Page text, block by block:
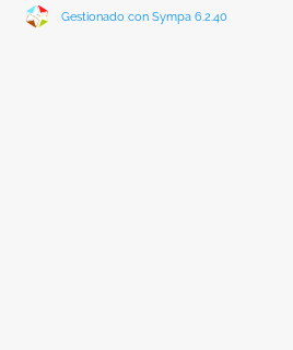
Gestionado con Sympa 6.2.40